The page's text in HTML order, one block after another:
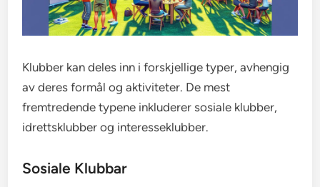
Klubber kan deles inn i forskjellige typer, avhengig
av deres formål og aktiviteter. De mest
fremtredende typene inkluderer sosiale klubber,
idrettsklubber og interesseklubber.
Sosiale Klubbar